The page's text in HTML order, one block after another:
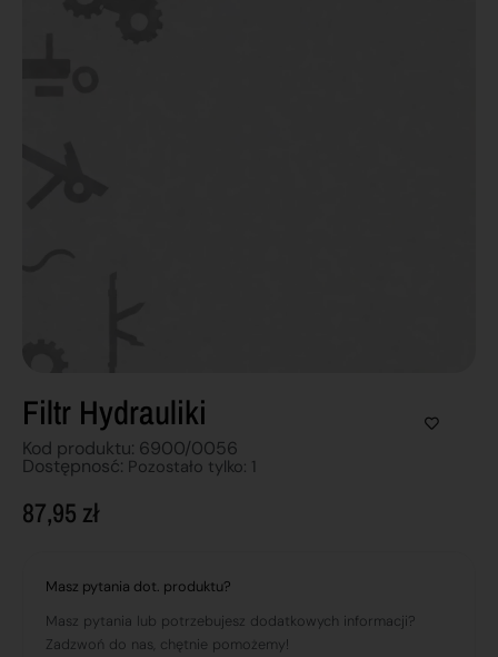
Filtr Hydrauliki
Kod produktu: 6900/0056
Dostępnosć: Pozostało tylko: 1
87,95 zł
Masz pytania dot. produktu?
Masz pytania lub potrzebujesz dodatkowych informacji?
Zadzwoń do nas, chętnie pomożemy!